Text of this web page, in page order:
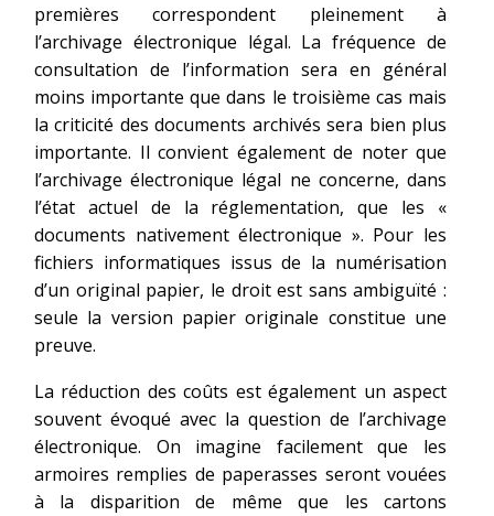
premières correspondent pleinement à
l’archivage électronique légal. La fréquence de
consultation de l’information sera en général
moins importante que dans le troisième cas mais
la criticité des documents archivés sera bien plus
importante. Il convient également de noter que
l’archivage électronique légal ne concerne, dans
l’état actuel de la réglementation, que les «
documents nativement électronique ». Pour les
fichiers informatiques issus de la numérisation
d’un original papier, le droit est sans ambiguïté :
seule la version papier originale constitue une
preuve.
La réduction des coûts est également un aspect
souvent évoqué avec la question de l’archivage
électronique. On imagine facilement que les
armoires remplies de paperasses seront vouées
à la disparition de même que les cartons